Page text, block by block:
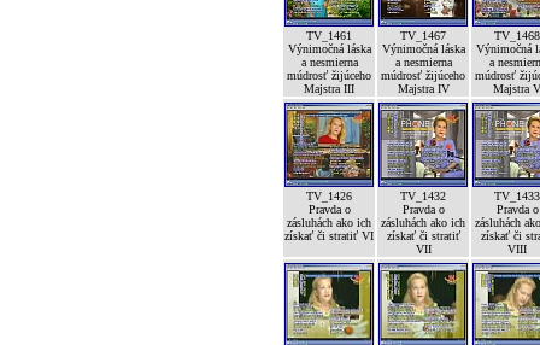
TV_1461
Výnimočná láska
a nesmierna
múdrosť žijúceho
Majstra III
TV_1467
Výnimočná láska
a nesmierna
múdrosť žijúceho
Majstra IV
TV_1468
Výnimočná
a
múdrosť
Majstra V
TV_1426
Pravda o
zásluhách ako ich
získať či stratiť VI
TV_1432
Pravda o
zásluhách ako ich
získať či stratiť
VII
TV_1433
Pravda o
zásluhách
získať či
VIII